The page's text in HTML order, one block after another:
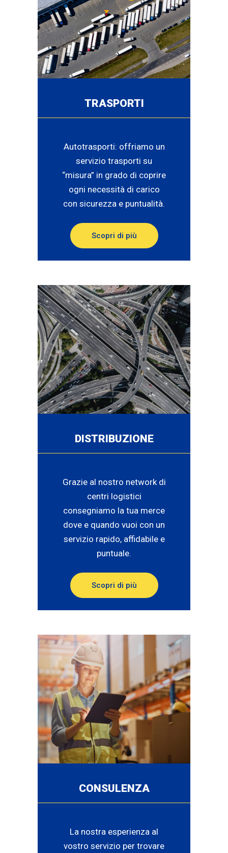
TRASPORTI
Autotrasporti: offriamo un
servizio trasporti su
“misura” in grado di coprire
ogni necessità di carico
con sicurezza e puntualità.
Scopri di più
DISTRIBUZIONE
Grazie al nostro network di
centri logistici
consegniamo la tua merce
dove e quando vuoi con un
servizio rapido, affidabile e
puntuale.
Scopri di più
CONSULENZA
La nostra esperienza al
vostro servizio per trovare